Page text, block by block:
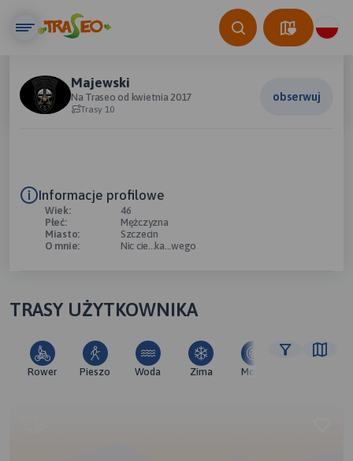
Majewski
Na Traseo od kwietnia 2017
Trasy 10
obserwuj
Informacje profilowe
Wiek:
46
Płeć:
Mężczyzna
Miasto:
Szczecin
O mnie:
Nic cie...ka...wego
TRASY UŻYTKOWNIKA
Rower Pieszo Woda Zima Moto